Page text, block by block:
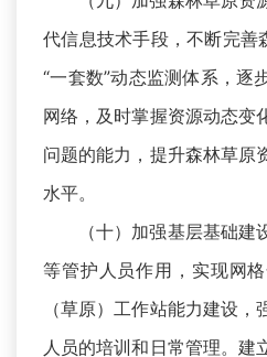
代信息技术手段，不断完善
“一套数”动态监测体系，逐
网络，及时掌握资源动态变
问题的能力，提升森林草原
水平。
（十）加强基层基础
等管护人员作用，实现网
（草原）工作站能力建设
人员的培训和日常管理。建